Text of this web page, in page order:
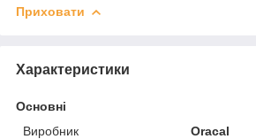
Приховати
Характеристики
Основні
Виробник
Oracal